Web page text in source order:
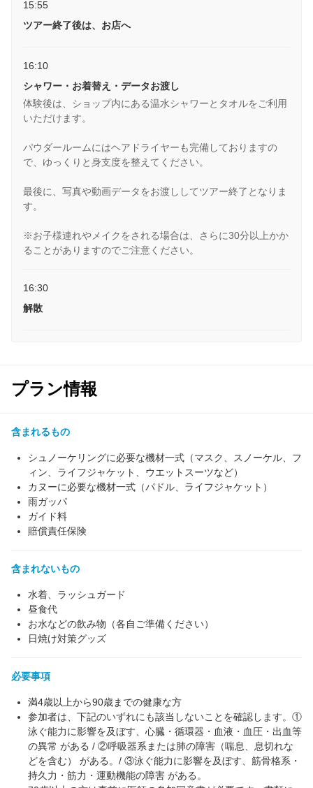
15:55
ツアー終了後は、お店へ
16:10
シャワー・お着替え・データお渡し
体験後は、ショップ内にある温水シャワーとタオルをご利用
いただけます。
パウダールームにはヘアドライヤーも完備しておりますの
で、ゆっくりと身支度を整えてください。
最後に、写真や動画データをお渡ししてツアー終了となりま
す。
※お子様連れやメイクをされる場合は、さらに30分以上かか
ることがありますのでご注意ください。
16:30
解散
プラン情報
含まれるもの
シュノーケリングに必要な機材一式（マスク、スノーケル、フ
ィン、ライフジャケット、ウエットスーツなど）
カヌーに必要な機材一式（パドル、ライフジャケット）
雨ガッパ
ガイド料
賠償責任保険
含まれないもの
水着、ラッシュガード
昼食代
お水などの飲み物（各自ご準備ください）
日焼け対策グッズ
必要事項
満4歳以上から90歳までの健康な方
参加者は、下記のいずれにも該当しないことを確認します。①
泳ぐ能力に影響を及ぼす、心臓・循環器・血液・血圧・出血等
の異常 がある / ②呼吸器系または肺の障害（喘息、息切れな
どを含む） がある。/ ③泳ぐ能力に影響を及ぼす、筋骨格系・
持久力・筋力・運動機能の障害 がある。